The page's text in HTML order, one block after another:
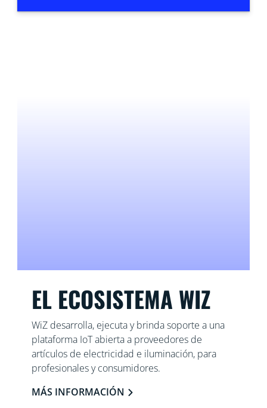
EL ECOSISTEMA WIZ
WiZ desarrolla, ejecuta y brinda soporte a una
plataforma IoT abierta a proveedores de
artículos de electricidad e iluminación, para
profesionales y consumidores.
MÁS INFORMACIÓN